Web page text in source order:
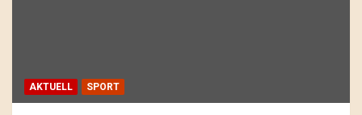
AKTUELL SPORT